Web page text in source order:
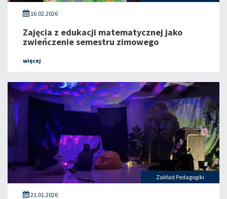
16.02.2026
Zajęcia z edukacji matematycznej jako
zwieńczenie semestru zimowego
więcej
Zakład Pedagogiki
21.01.2026